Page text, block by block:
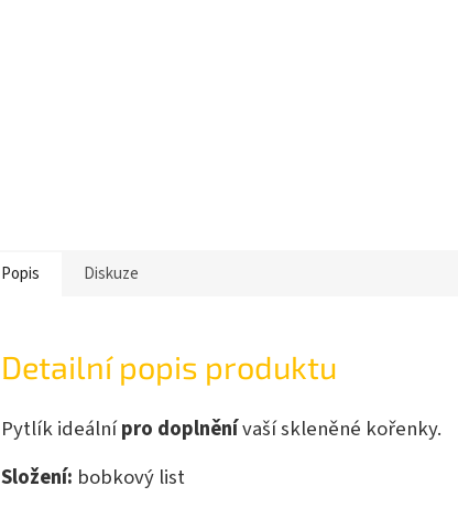
Popis Diskuze
Detailní popis produktu
Pytlík ideálnípro doplněnívaší skleněné kořenky.
Složení: bobkový list